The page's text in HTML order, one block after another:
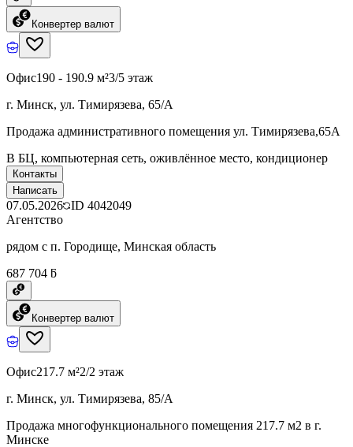
Конвертер валют
Офис190 - 190.9 м²3/5 этаж
г. Минск, ул. Тимирязева, 65/А
Продажа административного помещения ул. Тимирязева,65А
В БЦ, компьютерная сеть, оживлённое место, кондиционер
Контакты
Написать
07.05.2026 ID 4042049
Агентство
рядом с п. Городище, Минская область
687 704 ƃ
Конвертер валют
Офис217.7 м²2/2 этаж
г. Минск, ул. Тимирязева, 85/А
Продажа многофункционального помещения 217.7 м2 в г.
Минске